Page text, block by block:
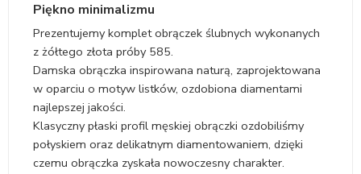
Piękno minimalizmu
Prezentujemy komplet obrączek ślubnych wykonanych
z żółtego złota próby 585.
Damska obrączka inspirowana naturą, zaprojektowana
w oparciu o motyw listków, ozdobiona diamentami
najlepszej jakości.
Klasyczny płaski profil męskiej obrączki ozdobiliśmy
połyskiem oraz delikatnym diamentowaniem, dzięki
czemu obrączka zyskała nowoczesny charakter.